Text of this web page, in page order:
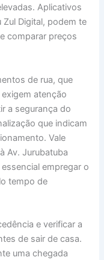
Aplicativos
Digital, podem te
comparar preços
de rua, que
atenção
a segurança do
que indicam
Vale
Av. Jurubatuba
empregar o
tempo de
e verificar a
de sair de casa.
uma chegada